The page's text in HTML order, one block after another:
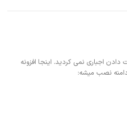
دادن اجباری نمی کردید. اینجا افزونه
نصب میشه: